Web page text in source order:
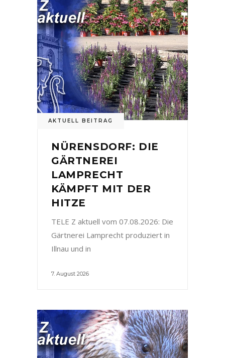
AKTUELL BEITRAG
NÜRENSDORF: DIE
GÄRTNEREI
LAMPRECHT
KÄMPFT MIT DER
HITZE
TELE Z aktuell vom 07.08.2026: Die
Gärtnerei Lamprecht produziert in
Illnau und in
7. August 2026